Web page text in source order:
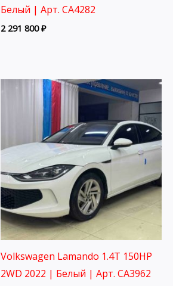
Белый | Арт. CA4282
2 291 800₽
Volkswagen Lamando 1.4T 150HP
2WD 2022 | Белый | Арт. CA3962